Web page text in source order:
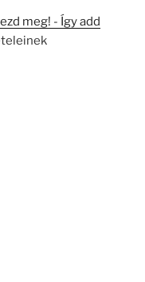
meg! - Így add